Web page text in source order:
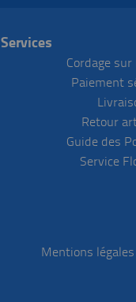
Services
Cordage
Paiement
Retour
Guide des
Service
Mentions légales